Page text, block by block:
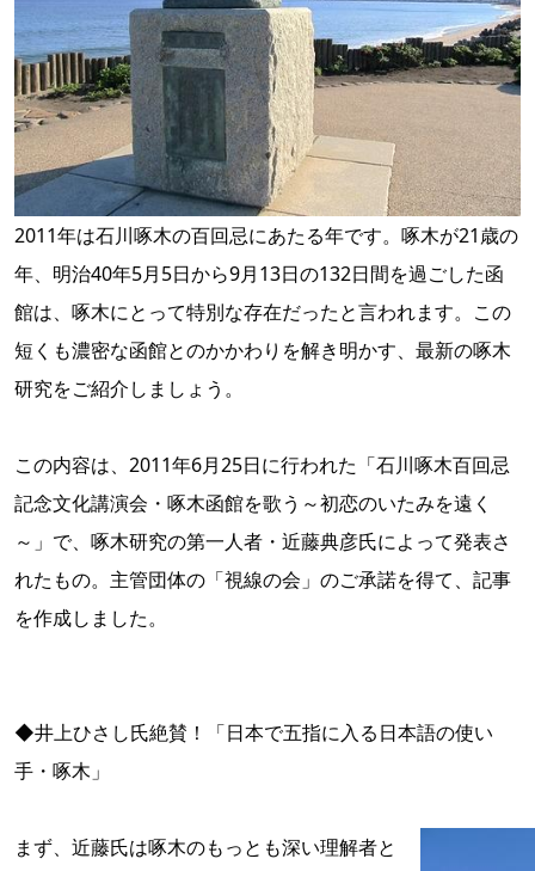
2011年は石川啄木の百回忌にあたる年です。啄木が21歳の
年、明治40年5月5日から9月13日の132日間を過ごした函
館は、啄木にとって特別な存在だったと言われます。この
短くも濃密な函館とのかかわりを解き明かす、最新の啄木
研究をご紹介しましょう。
この内容は、2011年6月25日に行われた「石川啄木百回忌
記念文化講演会・啄木函館を歌う～初恋のいたみを遠く
～」で、啄木研究の第一人者・近藤典彦氏によって発表さ
れたもの。主管団体の「視線の会」のご承諾を得て、記事
を作成しました。
◆井上ひさし氏絶賛！「日本で五指に入る日本語の使い
手・啄木」
まず、近藤氏は啄木のもっとも深い理解者と